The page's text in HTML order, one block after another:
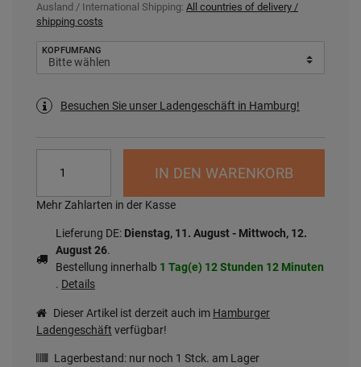
Ausland / International Shipping: All countries of delivery /
shipping costs
KOPFUMFANG
Besuchen Sie unser Ladengeschäft in Hamburg!
IN DEN WARENKORB
Mehr Zahlarten in der Kasse
Lieferung DE: Dienstag, 11. August - Mittwoch, 12.
August 26.
Bestellung innerhalb 1 Tag(e) 12 Stunden 12 Minuten
. Details
Dieser Artikel ist derzeit auch im Hamburger
Ladengeschäft verfügbar!
Lagerbestand: nur noch 1 Stck. am Lager